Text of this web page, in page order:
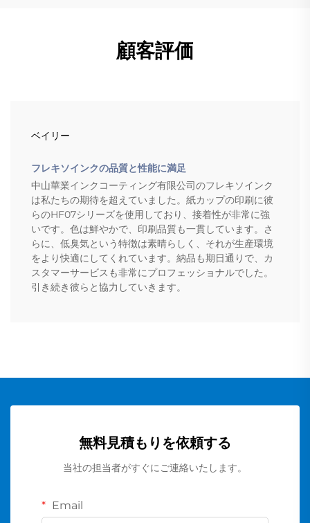
顧客評価
ベイリー
フレキソインクの品質と性能に満足
中山華業インクコーティング有限公司のフレキソインク
は私たちの期待を超えていました。紙カップの印刷に彼
らのHF07シリーズを使用しており、接着性が非常に強
いです。色は鮮やかで、印刷品質も一貫しています。さ
らに、低臭気という特徴は素晴らしく、それが生産環境
をより快適にしてくれています。納品も期日通りで、カ
スタマーサービスも非常にプロフェッショナルでした。
引き続き彼らと協力していきます。
無料見積もりを依頼する
当社の担当者がすぐにご連絡いたします。
Email